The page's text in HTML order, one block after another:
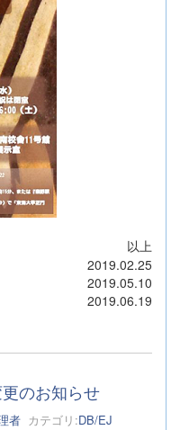
以上
2019.02.25
2019.05.10
2019.06.19
のお知らせ
者 カテゴリ:DB/EJ